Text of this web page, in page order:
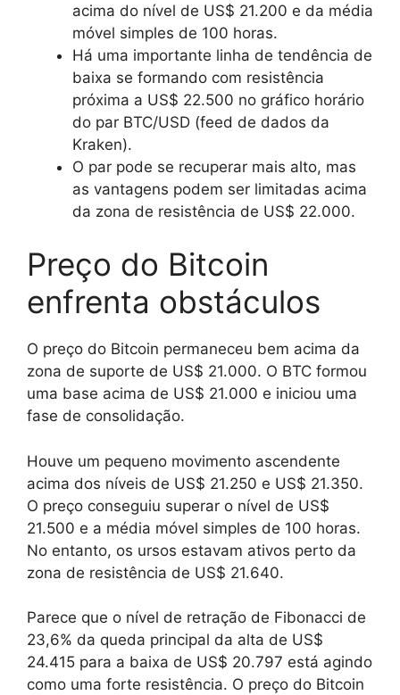
acima do nível de US$ 21.200 e da média
móvel simples de 100 horas.
Há uma importante linha de tendência de
baixa se formando com resistência
próxima a US$ 22.500 no gráfico horário
do par BTC/USD (feed de dados da
Kraken).
O par pode se recuperar mais alto, mas
as vantagens podem ser limitadas acima
da zona de resistência de US$ 22.000.
Preço do Bitcoin
enfrenta obstáculos
O preço do Bitcoin permaneceu bem acima da
zona de suporte de US$ 21.000. O BTC formou
uma base acima de US$ 21.000 e iniciou uma
fase de consolidação.
Houve um pequeno movimento ascendente
acima dos níveis de US$ 21.250 e US$ 21.350.
O preço conseguiu superar o nível de US$
21.500 e a média móvel simples de 100 horas.
No entanto, os ursos estavam ativos perto da
zona de resistência de US$ 21.640.
Parece que o nível de retração de Fibonacci de
23,6% da queda principal da alta de US$
24.415 para a baixa de US$ 20.797 está agindo
como uma forte resistência. O preço do Bitcoin